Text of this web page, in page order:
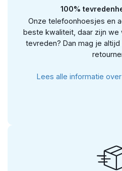
100%
Onze telefoonhoesjes en
beste kwaliteit, daar zijn we
tevreden? Dan mag je
Lees alle informatie